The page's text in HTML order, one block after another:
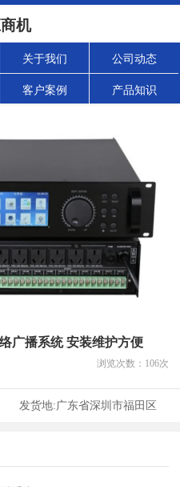
机
关于我们 公司动态
客户案例 产品知识
广播系统 安装维护方便
浏览次数： 106次
发货地:广东省深圳市福田区